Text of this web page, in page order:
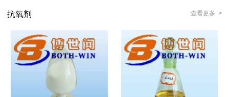
抗氧剂 查看更多 >